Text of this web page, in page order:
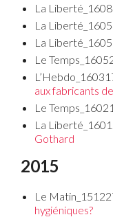
La
La
La
Le
aux fabricants
Le
La
Gothard
2015
Le
hygiéniques?